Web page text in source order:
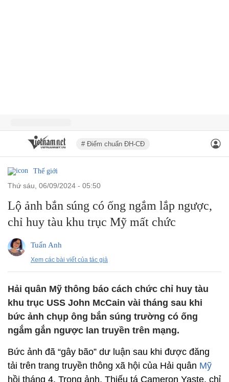
# Điểm chuẩn ĐH-CĐ
Thế giới
thứ sáu, 06/09/2024 - 05:50
Lộ ảnh bắn súng có ống ngắm lắp ngược,
chỉ huy tàu khu trục Mỹ mất chức
Tuấn Anh
Xem các bài viết của tác giả
Hải quân Mỹ thông báo cách chức chỉ huy tàu
khu trục USS John McCain vài tháng sau khi
bức ảnh chụp ông bắn súng trường có ống
ngắm gắn ngược lan truyền trên mạng.
Bức ảnh đã “gây bão” dư luận sau khi được đăng
tải trên trang truyền thông xã hội của Hải quân Mỹ
hồi tháng 4. Trong ảnh, Thiếu tá Cameron Yaste, chỉ